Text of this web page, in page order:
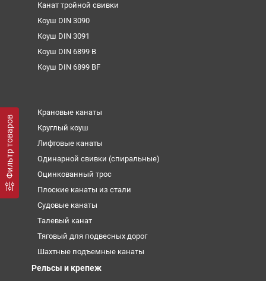
Фильтр товаров
Канат тройной свивки
Коуш DIN 3090
Коуш DIN 3091
Коуш DIN 6899 B
Коуш DIN 6899 BF
Крановые канаты
Круглый коуш
Лифтовые канаты
Одинарной свивки (спиральные)
Оцинкованный трос
Плоские канаты из стали
Судовые канаты
Талевый канат
Тяговый для подвесных дорог
Шахтные подъемные канаты
Рельсы и крепеж